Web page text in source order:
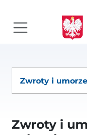
Zwroty i
Zwroty i